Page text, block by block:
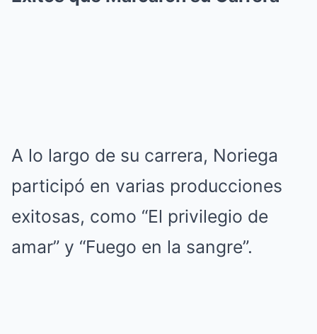
A lo largo de su carrera, Noriega
participó en varias producciones
exitosas, como “El privilegio de
amar” y “Fuego en la sangre”.